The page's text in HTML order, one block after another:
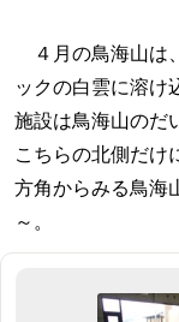
４月の鳥海山は
ックの白雲に溶け
施設は鳥海山のだ
こちらの北側だけ
方角からみる鳥海
～。